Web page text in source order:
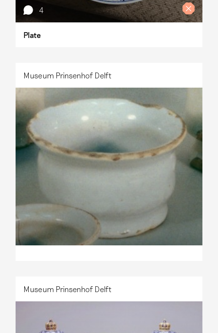
4
Plate
Museum Prinsenhof Delft
Museum Prinsenhof Delft